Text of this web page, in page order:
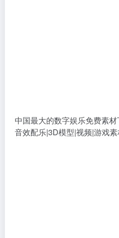
中国最大的数字娱乐免费素
音效配乐|3D模型|视频|游戏素